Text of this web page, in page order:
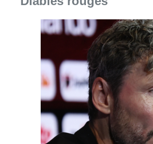
Consulter l'article
1.000 places
les associations
appellent à la